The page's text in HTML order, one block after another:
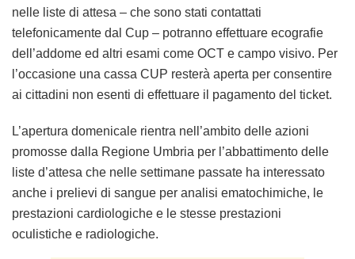
nelle liste di attesa – che sono stati contattati
telefonicamente dal Cup – potranno effettuare ecografie
dell’addome ed altri esami come OCT e campo visivo. Per
l’occasione una cassa CUP resterà aperta per consentire
ai cittadini non esenti di effettuare il pagamento del ticket.
L’apertura domenicale rientra nell’ambito delle azioni
promosse dalla Regione Umbria per l’abbattimento delle
liste d’attesa che nelle settimane passate ha interessato
anche i prelievi di sangue per analisi ematochimiche, le
prestazioni cardiologiche e le stesse prestazioni
oculistiche e radiologiche.